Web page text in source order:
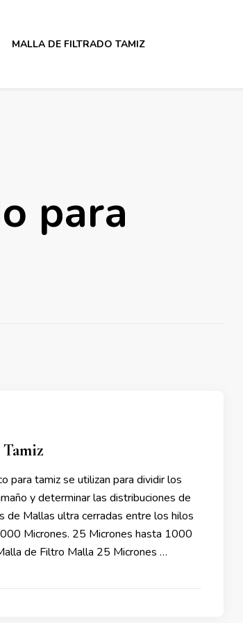
MALLA DE FILTRADO TAMIZ
para
para tamiz se utilizan para dividir los
y determinar las distribuciones de
de Mallas ultra cerradas entre los hilos
Micrones. 25 Micrones hasta 1000
de Filtro Malla 25 Micrones …